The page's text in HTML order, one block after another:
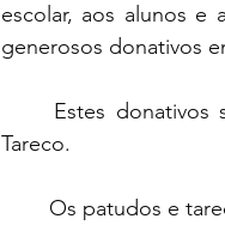
escolar, aos alunos e
generosos donativos
Estes donativos
Tareco.
Os patudos e